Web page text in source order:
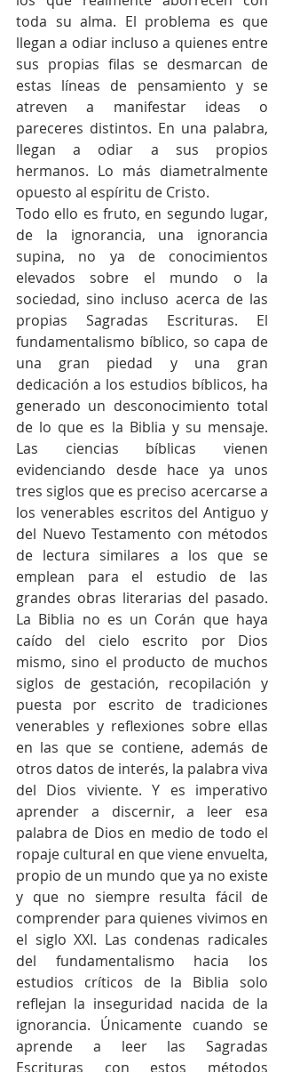
toda su alma. El problema es que
llegan a odiar incluso a quienes entre
sus propias filas se desmarcan de
estas líneas de pensamiento y se
atreven a manifestar ideas o
pareceres distintos. En una palabra,
llegan a odiar a sus propios
hermanos. Lo más diametralmente
opuesto al espíritu de Cristo.
Todo ello es fruto, en segundo lugar,
de la ignorancia, una ignorancia
supina, no ya de conocimientos
elevados sobre el mundo o la
sociedad, sino incluso acerca de las
propias Sagradas Escrituras. El
fundamentalismo bíblico, so capa de
una gran piedad y una gran
dedicación a los estudios bíblicos, ha
generado un desconocimiento total
de lo que es la Biblia y su mensaje.
Las ciencias bíblicas vienen
evidenciando desde hace ya unos
tres siglos que es preciso acercarse a
los venerables escritos del Antiguo y
del Nuevo Testamento con métodos
de lectura similares a los que se
emplean para el estudio de las
grandes obras literarias del pasado.
La Biblia no es un Corán que haya
caído del cielo escrito por Dios
mismo, sino el producto de muchos
siglos de gestación, recopilación y
puesta por escrito de tradiciones
venerables y reflexiones sobre ellas
en las que se contiene, además de
otros datos de interés, la palabra viva
del Dios viviente. Y es imperativo
aprender a discernir, a leer esa
palabra de Dios en medio de todo el
ropaje cultural en que viene envuelta,
propio de un mundo que ya no existe
y que no siempre resulta fácil de
comprender para quienes vivimos en
el siglo XXI. Las condenas radicales
del fundamentalismo hacia los
estudios críticos de la Biblia solo
reflejan la inseguridad nacida de la
ignorancia. Únicamente cuando se
aprende a leer las Sagradas
Escrituras con estos métodos